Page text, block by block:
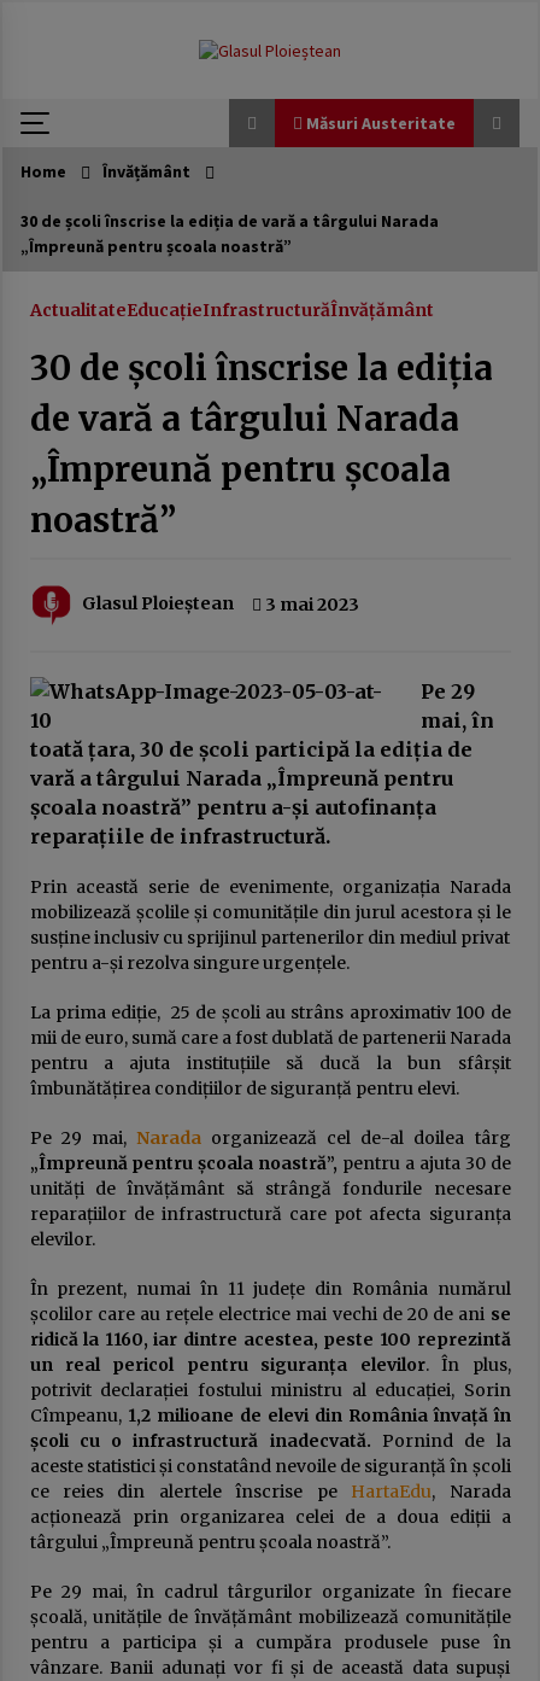
Măsuri Austeritate
Măsuri Austeritate
Avocatul Poporului sesizează CCR privind
ale cheltuielilor în administraţia publică.
7 martie 2026
USR a scumpit apa românilor. Jalon din PNRR
21 februarie 2026
Generozitate externă, austeritate internă:
România între promisiuni globale și realități
locale
Austeritatea fără rezultate: cum sunt pedepsiți
românii pentru greșeli pe care nu le-au făcut
EuroNews.ro: Grindeanu, critic la adresa
partenerilor din coaliție: Când guvernezi,
trebuie să te ghideze dorința de a face viața
mai bună românilor, nu mai rea. Atunci nu are
rost să guvernezi
3 februarie 2026
Guvernul Bolojan taie iar de la elevi.
Programul național Vouchere culturale pentru
2028
3 februarie 2026
Ziua Principatelor Române – între idealul
istoric și realitatea prezentului
Frustrarea și invidia dintre două lumi ale
muncii: multinaționalele și administrația
publică
USR sau cum a fost compromisă ideea de
„alternativă”. Povestea unui eșec anunțat
16 ianuarie 2026
salariile, urmează concedieri masive,
concursuri pe post şi indicatori de
performanţă. Apare „lista ruşinii” şi se
dublează alte impozite
14 ianuarie 2026
Deputatul Bogdan Toader (PSD): „Românii au
nevoie de o piață RCA corectă și echilibrată!”
14 octombrie 2025
Președintele Consiliului Județean Prahova,
Virgiliu Nanu, convoacă la consultări liderii
partidelor din Consiliul Local Ploiești
Home Învățământ
30 de școli înscrise la ediția de vară a târgului Narada
„Împreună pentru școala noastră”
ActualitateEducațieInfrastructurăÎnvățământ
30 de școli înscrise la ediția
de vară a târgului Narada
„Împreună pentru școala
noastră”
Glasul Ploieștean 3 mai 2023
Pe 29
mai, în
toată țara, 30 de școli participă la ediția de
vară a târgului Narada „Împreună pentru
școala noastră” pentru a-și autofinanța
reparațiile de infrastructură.
Prin această serie de evenimente, organizația Narada
mobilizează școlile și comunitățile din jurul acestora și le
susține inclusiv cu sprijinul partenerilor din mediul privat
pentru a-și rezolva singure urgențele.
La prima ediție, 25 de școli au strâns aproximativ 100 de
mii de euro, sumă care a fost dublată de partenerii Narada
pentru a ajuta instituțiile să ducă la bun sfârșit
îmbunătățirea condițiilor de siguranță pentru elevi.
Pe 29 mai, Naradaorganizează cel de-al doilea târg
„Împreună pentru școala noastră”, pentru a ajuta 30 de
unități de învățământ să strângă fondurile necesare
reparațiilor de infrastructură care pot afecta siguranța
elevilor.
În prezent, numai în 11 județe din România numărul
școlilor care au rețele electrice mai vechi de 20 de ani se
ridică la 1160, iar dintre acestea, peste 100 reprezintă
un real pericol pentru siguranța elevilor. În plus,
potrivit declarației fostului ministru al educației, Sorin
Cîmpeanu, 1,2 milioane de elevi din România învață în
școli cu o infrastructură inadecvată. Pornind de la
aceste statistici și constatând nevoile de siguranță în școli
ce reies din alertele înscrise pe HartaEdu, Narada
acționează prin organizarea celei de a doua ediții a
târgului „Împreună pentru școala noastră”.
Pe 29 mai, în cadrul târgurilor organizate în fiecare
școală, unitățile de învățământ mobilizează comunitățile
pentru a participa și a cumpăra produsele puse în
vânzare. Banii adunați vor fi și de această data supuși